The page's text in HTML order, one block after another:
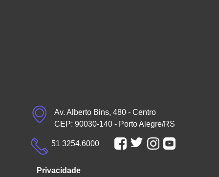
Av. Alberto Bins, 480 - Centro
CEP: 90030-140 - Porto Alegre/RS
51 3254.6000
Privacidade